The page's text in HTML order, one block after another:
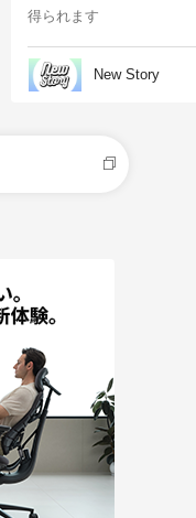
得られます
New Story